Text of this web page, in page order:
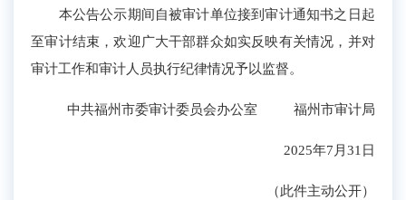
本公告公示期间自被审计单位接到审计通知书之日起
至审计结束，欢迎广大干部群众如实反映有关情况，并对
审计工作和审计人员执行纪律情况予以监督。
中共福州市委审计委员会办公室 福州市审计局
2025年7月31日
（此件主动公开）